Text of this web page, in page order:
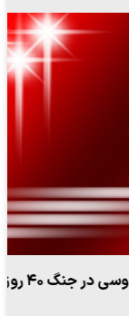
ببینید| لحظه بمباران خیابان فردوسی در جنگ ۴۰ روزه از